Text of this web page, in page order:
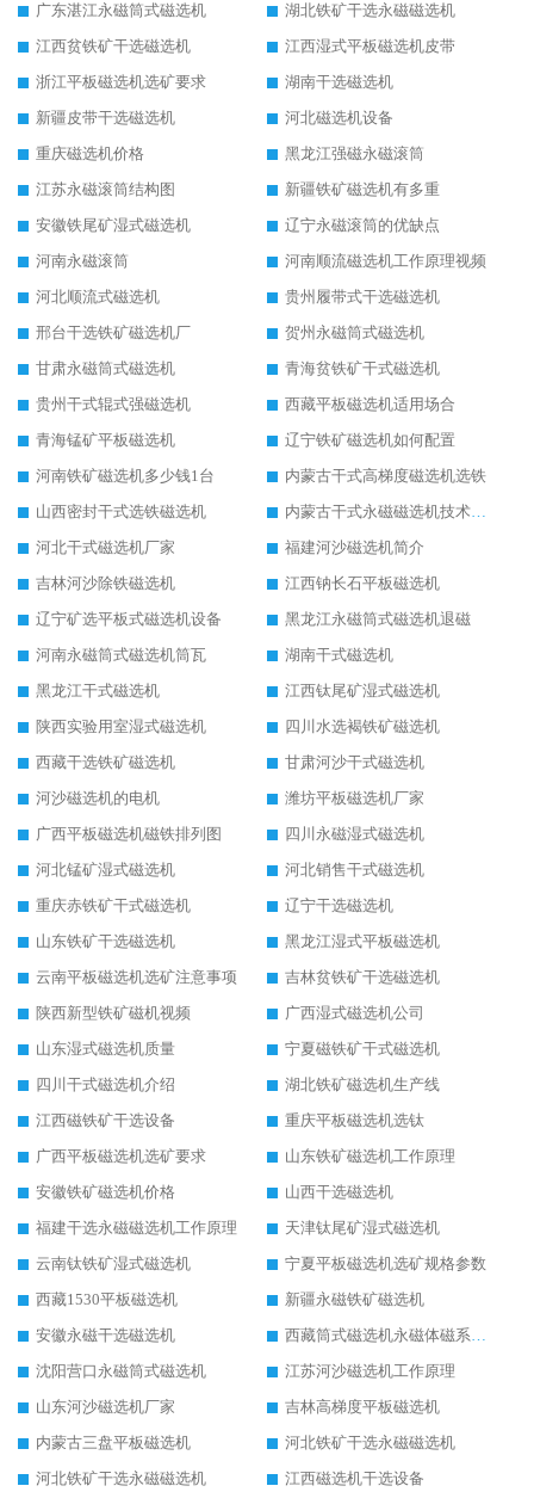
广东湛江永磁筒式磁选机
湖北铁矿干选永磁磁选机
江西贫铁矿干选磁选机
江西湿式平板磁选机皮带
浙江平板磁选机选矿要求
湖南干选磁选机
新疆皮带干选磁选机
河北磁选机设备
重庆磁选机价格
黑龙江强磁永磁滚筒
江苏永磁滚筒结构图
新疆铁矿磁选机有多重
安徽铁尾矿湿式磁选机
辽宁永磁滚筒的优缺点
河南永磁滚筒
河南顺流磁选机工作原理视频
河北顺流式磁选机
贵州履带式干选磁选机
邢台干选铁矿磁选机厂
贺州永磁筒式磁选机
甘肃永磁筒式磁选机
青海贫铁矿干式磁选机
贵州干式辊式强磁选机
西藏平板磁选机适用场合
青海锰矿平板磁选机
辽宁铁矿磁选机如何配置
河南铁矿磁选机多少钱1台
内蒙古干式高梯度磁选机选铁
山西密封干式选铁磁选机
内蒙古干式永磁磁选机技术要求
河北干式磁选机厂家
福建河沙磁选机简介
吉林河沙除铁磁选机
江西钠长石平板磁选机
辽宁矿选平板式磁选机设备
黑龙江永磁筒式磁选机退磁
河南永磁筒式磁选机筒瓦
湖南干式磁选机
黑龙江干式磁选机
江西钛尾矿湿式磁选机
陕西实验用室湿式磁选机
四川水选褐铁矿磁选机
西藏干选铁矿磁选机
甘肃河沙干式磁选机
河沙磁选机的电机
潍坊平板磁选机厂家
广西平板磁选机磁铁排列图
四川永磁湿式磁选机
河北锰矿湿式磁选机
河北销售干式磁选机
重庆赤铁矿干式磁选机
辽宁干选磁选机
山东铁矿干选磁选机
黑龙江湿式平板磁选机
云南平板磁选机选矿注意事项
吉林贫铁矿干选磁选机
陕西新型铁矿磁机视频
广西湿式磁选机公司
山东湿式磁选机质量
宁夏磁铁矿干式磁选机
四川干式磁选机介绍
湖北铁矿磁选机生产线
江西磁铁矿干选设备
重庆平板磁选机选钛
广西平板磁选机选矿要求
山东铁矿磁选机工作原理
安徽铁矿磁选机价格
山西干选磁选机
福建干选永磁磁选机工作原理
天津钛尾矿湿式磁选机
云南钛铁矿湿式磁选机
宁夏平板磁选机选矿规格参数
西藏1530平板磁选机
新疆永磁铁矿磁选机
安徽永磁干选磁选机
西藏筒式磁选机永磁体磁系设计
沈阳营口永磁筒式磁选机
江苏河沙磁选机工作原理
山东河沙磁选机厂家
吉林高梯度平板磁选机
内蒙古三盘平板磁选机
河北铁矿干选永磁磁选机
河北铁矿干选永磁磁选机
江西磁选机干选设备